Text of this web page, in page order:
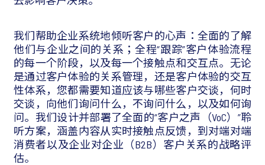
我们帮助企业系统地倾听客户的心声：全面的了解
他们与企业之间的关系；全程“跟踪”客户体验流程
的每一个阶段，以及每一个接触点和交互点。无论
是通过客户体验的关系管理，还是客户体验的交互
性体系，您都需要知道应该与哪些客户交谈，何时
交谈，向他们询问什么，不询问什么，以及如何询
问。我们设计并部署了全面的“客户之声（VoC）”聆
听方案，涵盖内容从实时接触点反馈，到对端对端
消费者以及企业对企业（B2B）客户关系的战略评
估。